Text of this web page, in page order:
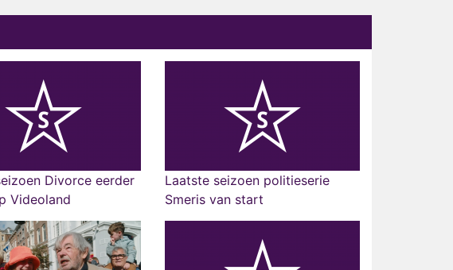
Divorce eerder
Videoland
Laatste seizoen politieserie
Smeris van start